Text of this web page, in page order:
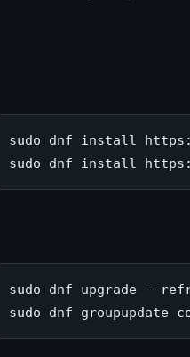
sudo dnf install
sudo dnf install
sudo dnf upgrade --
sudo dnf groupupdate